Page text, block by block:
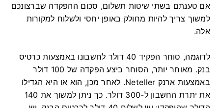
אם טענתם בשתי שיטות תשלום, סכום ההפקדה שברצונכם
למשוך צריך להיות מחולק באופן יחסי ולשלוח למקורות
אלה.
לדוגמה, סוחר הפקיד 40 דולר לחשבונו באמצעות כרטיס
בנק. מאוחר יותר, הסוחר ביצע הפקדה של 100 דולר
באמצעות ארנק Neteller. לאחר מכן, הוא או היא הגדילו
את יתרת החשבון ל-300 דולר. כך ניתן למשוך את 140